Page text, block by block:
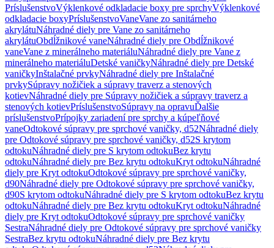
PríslušenstvoVýklenkové odkladacie boxy pre sprchyVýklenkové
odkladacie boxyPríslušenstvoVaneVane zo sanitárneho
akrylátuNáhradné diely pre Vane zo sanitárneho
akrylátuObdĺžnikové vaneNáhradné diely pre Obdĺžnikové
vaneVane z minerálneho materiáluNáhradné diely pre Vane z
minerálneho materiáluDetské vaničkyNáhradné diely pre Detské
vaničkyInštalačné prvkyNáhradné diely pre Inštalačné
prvkySúpravy nožičiek a súpravy traverz a stenových
kotievNáhradné diely pre Súpravy nožičiek a súpravy traverz a
stenových kotievPríslušenstvoSúpravy na opravuĎalšie
príslušenstvoPrípojky zariadení pre sprchy a kúpeľňové
vaneOdtokové súpravy pre sprchové vaničky, d52Náhradné diely
pre Odtokové súpravy pre sprchové vaničky, d52S krytom
odtokuNáhradné diely pre S krytom odtokuBez krytu
odtokuNáhradné diely pre Bez krytu odtokuKryt odtokuNáhradné
diely pre Kryt odtokuOdtokové súpravy pre sprchové vaničky,
d90Náhradné diely pre Odtokové súpravy pre sprchové vaničky,
d90S krytom odtokuNáhradné diely pre S krytom odtokuBez krytu
odtokuNáhradné diely pre Bez krytu odtokuKryt odtokuNáhradné
diely pre Kryt odtokuOdtokové súpravy pre sprchové vaničky
SestraNáhradné diely pre Odtokové súpravy pre sprchové vaničky
SestraBez krytu odtokuNáhradné diely pre Bez krytu